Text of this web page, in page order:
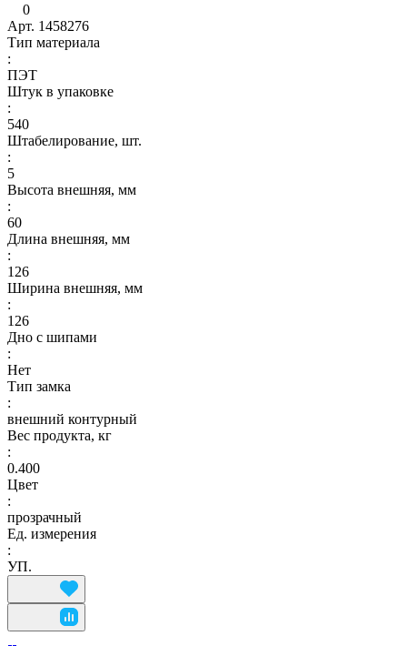
0
Арт. 1458276
Тип материала
:
ПЭТ
Штук в упаковке
:
540
Штабелирование, шт.
:
5
Высота внешняя, мм
:
60
Длина внешняя, мм
:
126
Ширина внешняя, мм
:
126
Дно с шипами
:
Нет
Тип замка
:
внешний контурный
Вес продукта, кг
:
0.400
Цвет
:
прозрачный
Ед. измерения
:
УП.